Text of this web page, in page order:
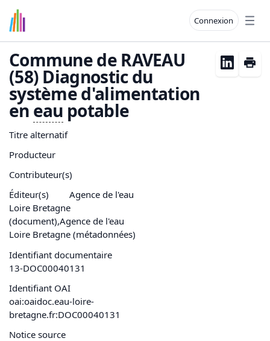
Connexion
Commune de RAVEAU
(58) Diagnostic du
système d'alimentation
en eau potable
Titre alternatif
Producteur
Contributeur(s)
Éditeur(s)
Agence de l'eau
Loire Bretagne
(document),Agence de l'eau
Loire Bretagne (métadonnées)
Identifiant documentaire
13-DOC00040131
Identifiant OAI
oai:oaidoc.eau-loire-
bretagne.fr:DOC00040131
Notice source